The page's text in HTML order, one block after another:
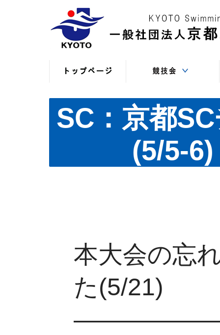
（現年度）
（過年度以前）
（申込・連絡事項等）
SC：京都
(5/5-
本大会の忘
た(5/21)